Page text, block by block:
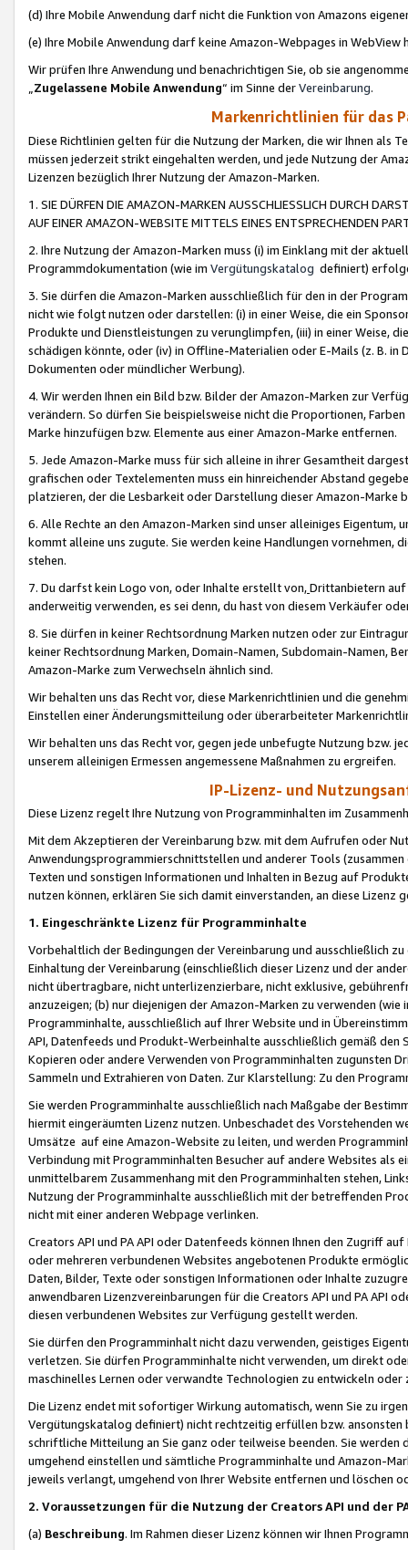
(d) Ihre Mobile Anwendung darf nicht die Funktion von Amazons
(e) Ihre Mobile Anwendung darf keine Amazon-Webpages in WebView
Wir prüfen Ihre Anwendung und benachrichtigen Sie, ob sie
„Zugelassene Mobile Anwendung“ im Sinne derVereinbarung.
Markenrichtlinien für das
Diese Richtlinien gelten für die Nutzung der Marken, die wir Ihnen als
müssen jederzeit strikt eingehalten werden, und jede Nutzung der
Lizenzen bezüglich Ihrer Nutzung der Amazon-Marken.
1. SIE DÜRFEN DIE AMAZON-MARKEN AUSSCHLIESSLICH DURCH
AUF EINER AMAZON-WEBSITE MITTELS EINES ENTSPRECHENDEN
2. Ihre Nutzung der Amazon-Marken muss (i) im Einklang mit der
Programmdokumentation (wie im Vergütungskatalog definiert)
3. Sie dürfen die Amazon-Marken ausschließlich für den in der
nicht wie folgt nutzen oder darstellen: (i) in einer Weise, die ein
Produkte und Dienstleistungen zu verunglimpfen, (iii) in einer Weise,
schädigen könnte, oder (iv) in Offline-Materialien oder E-Mails (z. B. in
Dokumenten oder mündlicher Werbung).
4. Wir werden Ihnen ein Bild bzw. Bilder der Amazon-Marken zur
verändern. So dürfen Sie beispielsweise nicht die Proportionen,
Marke hinzufügen bzw. Elemente aus einer Amazon-Marke entfernen.
5. Jede Amazon-Marke muss für sich alleine in ihrer Gesamtheit
grafischen oder Textelementen muss ein hinreichender Abstand
platzieren, der die Lesbarkeit oder Darstellung dieser Amazon-Marke
6. Alle Rechte an den Amazon-Marken sind unser alleiniges
kommt alleine uns zugute. Sie werden keine Handlungen vornehmen,
stehen.
7. Du darfst kein Logo von, oder Inhalte erstellt von,Drittanbietern auf
anderweitig verwenden, es sei denn, du hast von diesem Verkäufer
8. Sie dürfen in keiner Rechtsordnung Marken nutzen oder zur
keiner Rechtsordnung Marken, Domain-Namen, Subdomain-Namen,
Amazon-Marke zum Verwechseln ähnlich sind.
Wir behalten uns das Recht vor, diese Markenrichtlinien und die
Einstellen einer Änderungsmitteilung oder überarbeiteter
Wir behalten uns das Recht vor, gegen jede unbefugte Nutzung bzw.
unserem alleinigen Ermessen angemessene Maßnahmen zu ergreifen.
IP-Lizenz- und
Diese Lizenz regelt Ihre Nutzung von Programminhalten im
Mit dem Akzeptieren der Vereinbarung bzw. mit dem Aufrufen oder
Anwendungsprogrammierschnittstellen und anderer Tools (zusammen
Texten und sonstigen Informationen und Inhalten in Bezug auf
nutzen können, erklären Sie sich damit einverstanden, an diese Lizenz
1. Eingeschränkte Lizenz für Programminhalte
Vorbehaltlich der Bedingungen der Vereinbarung und ausschließlich
Einhaltung der Vereinbarung (einschließlich dieser Lizenz und der
nicht übertragbare, nicht unterlizenzierbare, nicht exklusive,
anzuzeigen; (b) nur diejenigen der Amazon-Marken zu verwenden
Programminhalte, ausschließlich auf Ihrer Website und in
API, Datenfeeds und Produkt-Werbeinhalte ausschließlich gemäß
Kopieren oder andere Verwenden von Programminhalten zugunsten
Sammeln und Extrahieren von Daten. Zur Klarstellung: Zu den
Sie werden Programminhalte ausschließlich nach Maßgabe der
hiermit eingeräumten Lizenz nutzen. Unbeschadet des Vorstehenden
Umsätze auf eine Amazon-Website zu leiten, und werden
Verbindung mit Programminhalten Besucher auf andere Websites als
unmittelbarem Zusammenhang mit den Programminhalten stehen,
Nutzung der Programminhalte ausschließlich mit der betreffenden
nicht mit einer anderen Webpage verlinken.
Creators API und PA API oder Datenfeeds können Ihnen den Zugriff
oder mehreren verbundenen Websites angebotenen Produkte
Daten, Bilder, Texte oder sonstigen Informationen oder Inhalte
anwendbaren Lizenzvereinbarungen für die Creators API und PA API
diesen verbundenen Websites zur Verfügung gestellt werden.
Sie dürfen den Programminhalt nicht dazu verwenden, geistiges
verletzen. Sie dürfen Programminhalte nicht verwenden, um direkt
maschinelles Lernen oder verwandte Technologien zu entwickeln
Die Lizenz endet mit sofortiger Wirkung automatisch, wenn Sie zu
Vergütungskatalog definiert) nicht rechtzeitig erfüllen bzw. ansonsten
schriftliche Mitteilung an Sie ganz oder teilweise beenden. Sie werden
umgehend einstellen und sämtliche Programminhalte und Amazon-
jeweils verlangt, umgehend von Ihrer Website entfernen und löschen
2. Voraussetzungen für die Nutzung der Creators API und der
(a) Beschreibung. Im Rahmen dieser Lizenz können wir Ihnen